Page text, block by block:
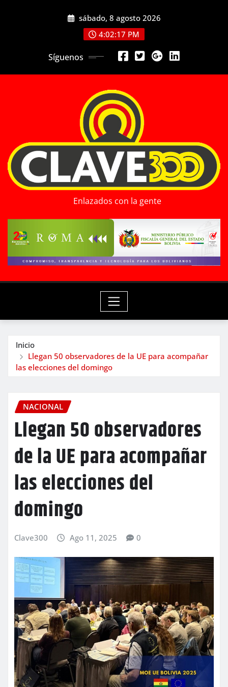
sábado, 8 agosto 2026
4:02:19 PM
Síguenos
Enlazados con la gente
Inicio
Llegan 50 observadores de la UE para acompañar
las elecciones del domingo
NACIONAL
Llegan 50 observadores
de la UE para acompañar
las elecciones del
domingo
Clave300 Ago 11, 2025 0